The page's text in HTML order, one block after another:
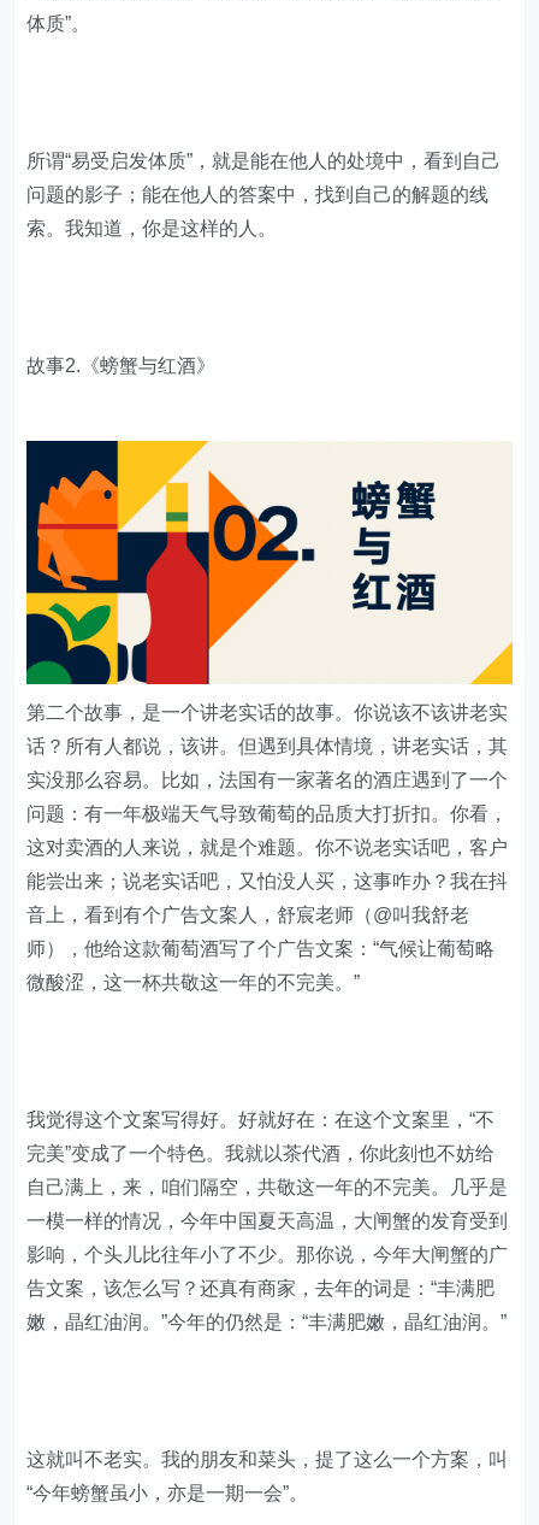
体质”。
所谓“易受启发体质”，就是能在他人的处境中，看到自己
问题的影子；能在他人的答案中，找到自己的解题的线
索。我知道，你是这样的人。
故事2.《螃蟹与红酒》
第二个故事，是一个讲老实话的故事。你说该不该讲老实
话？所有人都说，该讲。但遇到具体情境，讲老实话，其
实没那么容易。比如，法国有一家著名的酒庄遇到了一个
问题：有一年极端天气导致葡萄的品质大打折扣。你看，
这对卖酒的人来说，就是个难题。你不说老实话吧，客户
能尝出来；说老实话吧，又怕没人买，这事咋办？我在抖
音上，看到有个广告文案人，舒宸老师（@叫我舒老
师），他给这款葡萄酒写了个广告文案：“气候让葡萄略
微酸涩，这一杯共敬这一年的不完美。”
我觉得这个文案写得好。好就好在：在这个文案里，“不
完美”变成了一个特色。我就以茶代酒，你此刻也不妨给
自己满上，来，咱们隔空，共敬这一年的不完美。几乎是
一模一样的情况，今年中国夏天高温，大闸蟹的发育受到
影响，个头儿比往年小了不少。那你说，今年大闸蟹的广
告文案，该怎么写？还真有商家，去年的词是：“丰满肥
嫩，晶红油润。”今年的仍然是：“丰满肥嫩，晶红油润。”
这就叫不老实。我的朋友和菜头，提了这么一个方案，叫
“今年螃蟹虽小，亦是一期一会”。